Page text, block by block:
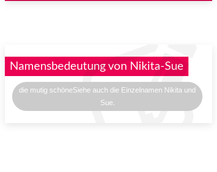
Namensbedeutung von Nikita-Sue
die mutig schöneSiehe auch die Einzelnamen Nikita und
Sue.